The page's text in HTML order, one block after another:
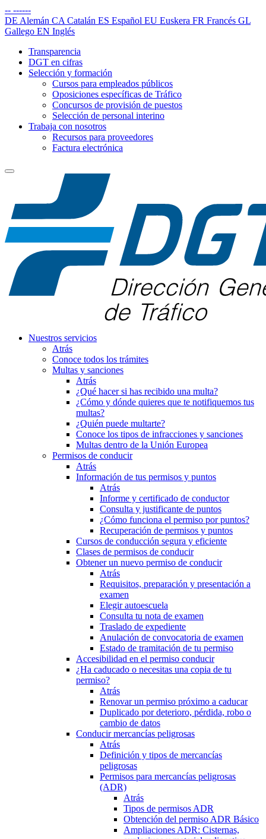
-- ------
DE Alemán CA Catalán ES Español EU Euskera FR Francés GL
Gallego EN Inglés
Transparencia
DGT en cifras
Selección y formación
Cursos para empleados públicos
Oposiciones específicas de Tráfico
Concursos de provisión de puestos
Selección de personal interino
Trabaja con nosotros
Recursos para proveedores
Factura electrónica
Nuestros servicios
Atrás
Conoce todos los trámites
Multas y sanciones
Atrás
¿Qué hacer si has recibido una multa?
¿Cómo y dónde quieres que te notifiquemos tus
multas?
¿Quién puede multarte?
Conoce los tipos de infracciones y sanciones
Multas dentro de la Unión Europea
Permisos de conducir
Atrás
Información de tus permisos y puntos
Atrás
Informe y certificado de conductor
Consulta y justificante de puntos
¿Cómo funciona el permiso por puntos?
Recuperación de permisos y puntos
Cursos de conducción segura y eficiente
Clases de permisos de conducir
Obtener un nuevo permiso de conducir
Atrás
Requisitos, preparación y presentación a
examen
Elegir autoescuela
Consulta tu nota de examen
Traslado de expediente
Anulación de convocatoria de examen
Estado de tramitación de tu permiso
Accesibilidad en el permiso conducir
¿Ha caducado o necesitas una copia de tu
permiso?
Atrás
Renovar un permiso próximo a caducar
Duplicado por deterioro, pérdida, robo o
cambio de datos
Conducir mercancías peligrosas
Atrás
Definición y tipos de mercancías
peligrosas
Permisos para mercancías peligrosas
(ADR)
Atrás
Tipos de permisos ADR
Obtención del permiso ADR Básico
Ampliaciones ADR: Cisternas,